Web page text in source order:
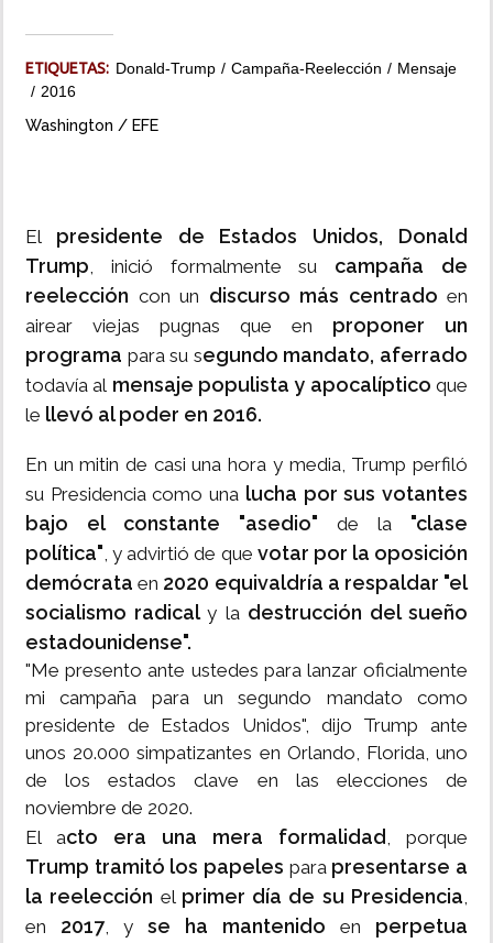
ETIQUETAS: Donald-Trump Campaña-Reelección
Mensaje
2016
Washington / EFE
El presidente de Estados Unidos, Donald
Trump, inició formalmente su campaña de
reelección con un discurso más centrado en
airear viejas pugnas que en proponer un
programa para su segundo mandato, aferrado
todavía al mensaje populista y apocalíptico que
le llevó al poder en 2016.
En un mitin de casi una hora y media, Trump perfiló
su Presidencia como una lucha por sus votantes
bajo el constante
"asedio" de la "clase
política", y advirtió de que votar por la oposición
demócrata en 2020 equivaldría a respaldar "el
socialismo radicaly la destrucción del sueño
estadounidense".
"Me presento ante ustedes para lanzar oficialmente
mi campaña para un segundo mandato como
presidente de Estados Unidos", dijo Trump ante
unos 20.000 simpatizantes en Orlando, Florida, uno
de los estados clave en las elecciones de
noviembre de 2020.
El acto era una mera formalidad , porque
Trump tramitó los papeles para presentarse a
la reelección el primer día de su Presidencia,
en 2017, y se ha mantenido en perpetua